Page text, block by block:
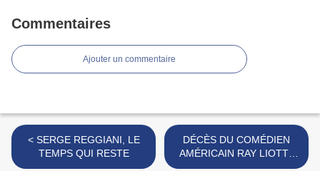
Commentaires
Ajouter un commentaire
< SERGE REGGIANI, LE
TEMPS QUI RESTE
DÉCÈS DU COMÉDIEN
AMÉRICAIN RAY LIOTTA
"LES AFFRANCHIS" >